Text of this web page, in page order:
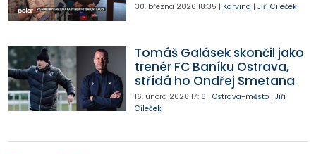
30. března 2026 18:35 | Karviná | Jiří Cileček
Tomáš Galásek skončil jako
trenér FC Baníku Ostrava,
střídá ho Ondřej Smetana
16. února 2026 17:16 | Ostrava-město| Jiří
Cileček